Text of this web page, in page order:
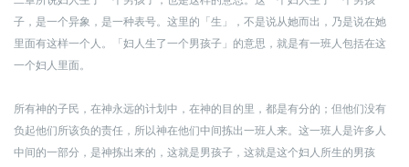
子，是一个异象，是一种表号。这里的「生」，不是说从她而出，乃是说在她
里面有这样一个人。「妇人生了一个男孩子」的意思，就是有一班人包括在这
一个妇人里面。
所有神的子民，在神永远的计划中，在神的目的里，都是有分的；但他们没有
负起他们所该负的责任，所以神在他们中间拣出一班人来。这一班人是许多人
中间的一部分，是神拣出来的，这就是男孩子，这就是这个妇人所生的男孩